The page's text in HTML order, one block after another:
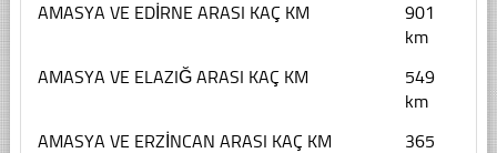
AMASYA VE EDİRNE ARASI KAÇ KM
901
km
AMASYA VE ELAZIĞ ARASI KAÇ KM
549
km
AMASYA VE ERZİNCAN ARASI KAÇ KM
365